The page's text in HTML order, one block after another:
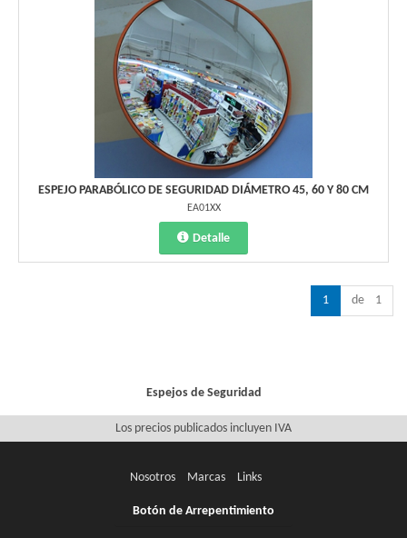
ESPEJO PARABÓLICO DE SEGURIDAD DIÁMETRO 45, 60 Y 80 CM
EA01XX
Detalle
1 de 1
Espejos de Seguridad
Los precios publicados incluyen IVA
Nosotros Marcas Links
Botón de Arrepentimiento